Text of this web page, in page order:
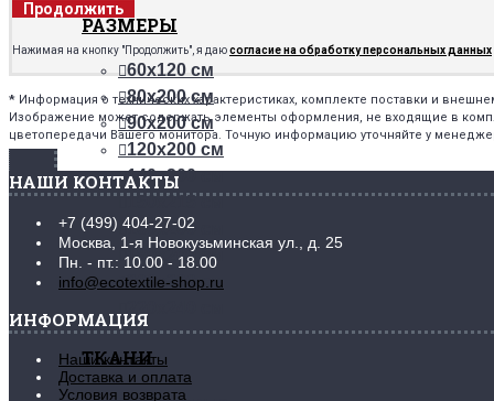
РАЗМЕРЫ
60х120 см
80х200 см
90х200 см
120х200 см
140х200 см
150х215 см
160х200 см
180х200 см
200х200 см
ТКАНИ
Продолжить
Нажимая на кнопку "Продолжить", я даюсогласие на обработку персональных данных
* Информация о технических характеристиках, комплекте поставки и
Изображение может содержать элементы оформления, не входящие в
цветопередачи Вашего монитора. Точную информацию уточняйте у
НАШИ КОНТАКТЫ
+7 (499) 404-27-02
Москва, 1-я Новокузьминская ул., д. 25
Пн. - пт.: 10.00 - 18.00
info@ecotextile-shop.ru
ИНФОРМАЦИЯ
Наши контакты
Доставка и оплата
Условия возврата